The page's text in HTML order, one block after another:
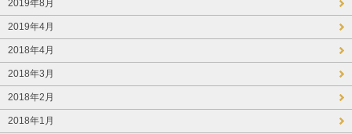
2019年8月
2019年4月
2018年4月
2018年3月
2018年2月
2018年1月